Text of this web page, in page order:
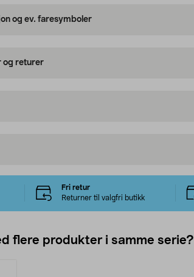
og ev. faresymboler
og returer
Fri retur
Returner til valgfri butikk
flere produkter i samme serie?